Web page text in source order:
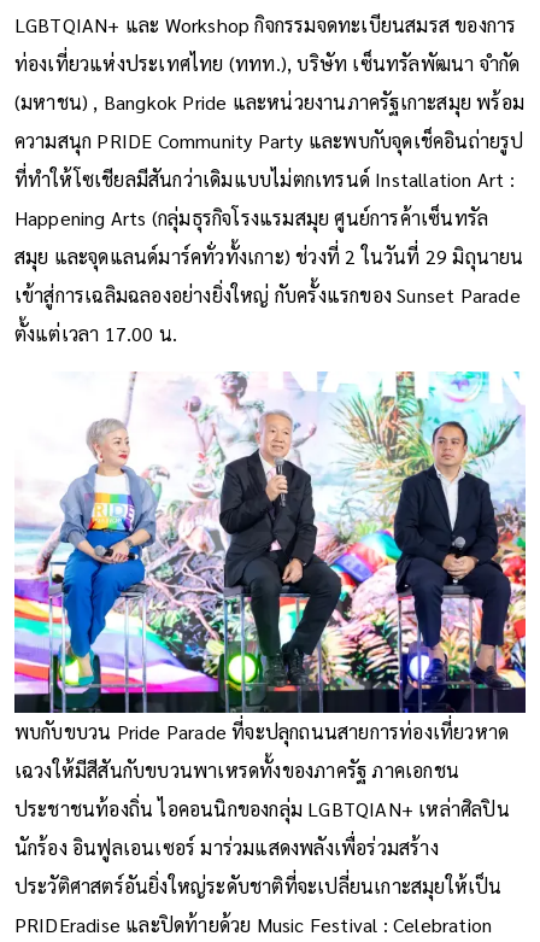
LGBTQIAN+ และ Workshop กิจกรรมจดทะเบียนสมรส ของการ
ท่องเที่ยวแห่งประเทศไทย (ททท.), บริษัท เซ็นทรัลพัฒนา จำกัด
(มหาชน) , Bangkok Pride และหน่วยงานภาครัฐเกาะสมุย พร้อม
ความสนุก PRIDE Community Party และพบกับจุดเช็คอินถ่ายรูป
ที่ทำให้โซเชียลมีสันกว่าเดิมแบบไม่ตกเทรนด์ Installation Art :
Happening Arts (กลุ่มธุรกิจโรงแรมสมุย ศูนย์การค้าเซ็นทรัล
สมุย และจุดแลนด์มาร์คทั่วทั้งเกาะ) ช่วงที่ 2 ในวันที่ 29 มิถุนายน
เข้าสู่การเฉลิมฉลองอย่างยิ่งใหญ่ กับครั้งแรกของ Sunset Parade
ตั้งแต่เวลา 17.00 น.
พบกับขบวน Pride Parade ที่จะปลุกถนนสายการท่องเที่ยวหาด
เฉวงให้มีสีสันกับขบวนพาเหรดทั้งของภาครัฐ ภาคเอกชน
ประชาชนท้องถิ่น ไอคอนนิกของกลุ่ม LGBTQIAN+ เหล่าศิลปิน
นักร้อง อินฟูลเอนเซอร์ มาร่วมแสดงพลังเพื่อร่วมสร้าง
ประวัติศาสตร์อันยิ่งใหญ่ระดับชาติที่จะเปลี่ยนเกาะสมุยให้เป็น
PRIDEradise และปิดท้ายด้วย Music Festival : Celebration